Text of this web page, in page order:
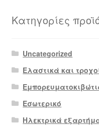
Κατηγορίες
Uncategorized
Ελαστικά και
Εσωτερικό
Ηλεκτρικά